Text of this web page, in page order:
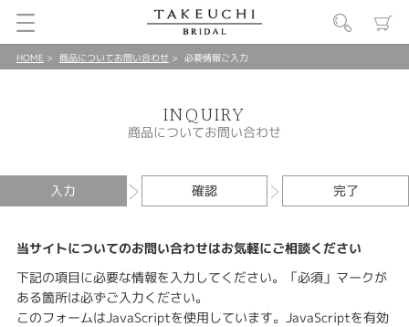
HOME 商品についてお問い合わせ 必要情報ご入力
INQUIRY
商品についてお問い合わせ
入力 確認 完了
当サイトについてのお問い合わせはお気軽にご相談ください
下記の項目に必要な情報を入力してください。「必須」マークが
ある箇所は必ずご入力ください。
このフォームはJavaScriptを使用しています。JavaScriptを有効